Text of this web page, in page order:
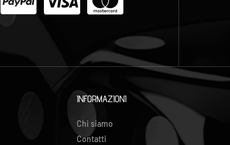
INFORMAZIONI
Chi siamo
Contatti